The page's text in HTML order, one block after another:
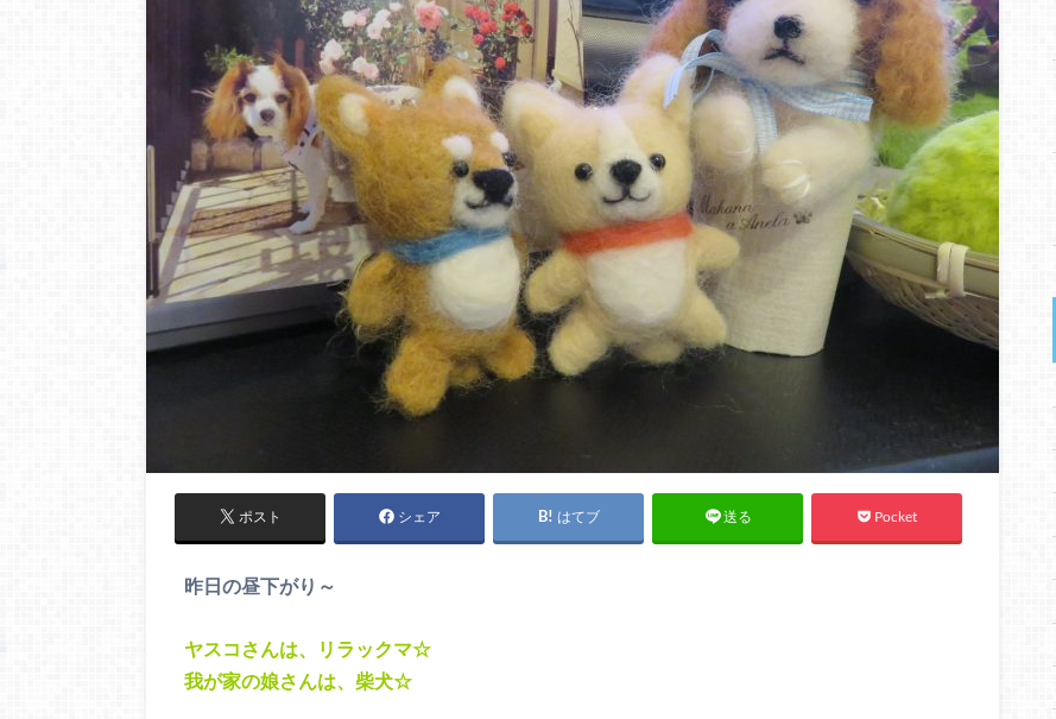
ポスト シェア はてブ 送る Pocket
昨日の昼下がり～
ヤスコさんは、リラックマ☆
我が家の娘さんは、柴犬☆